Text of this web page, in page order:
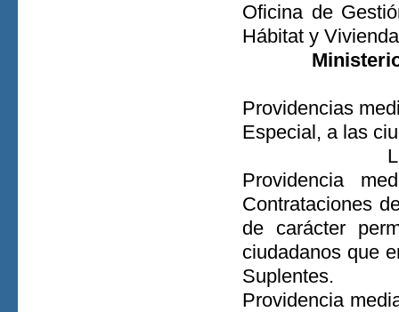
Oficina de
Hábitat y
Providencias
Especial, a las
Providencia
Contrataciones
de carácter
ciudadanos que
Suplentes.
Providencia